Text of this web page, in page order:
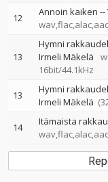
12 Annoin kaiken --
13
Hymni
Irmeli Mäkelä
16bit/44.1kHz
13 Hymni
Irmeli Mäkelä
14 Itämaista